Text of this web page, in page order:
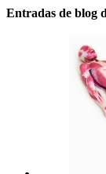
Entradas de blog